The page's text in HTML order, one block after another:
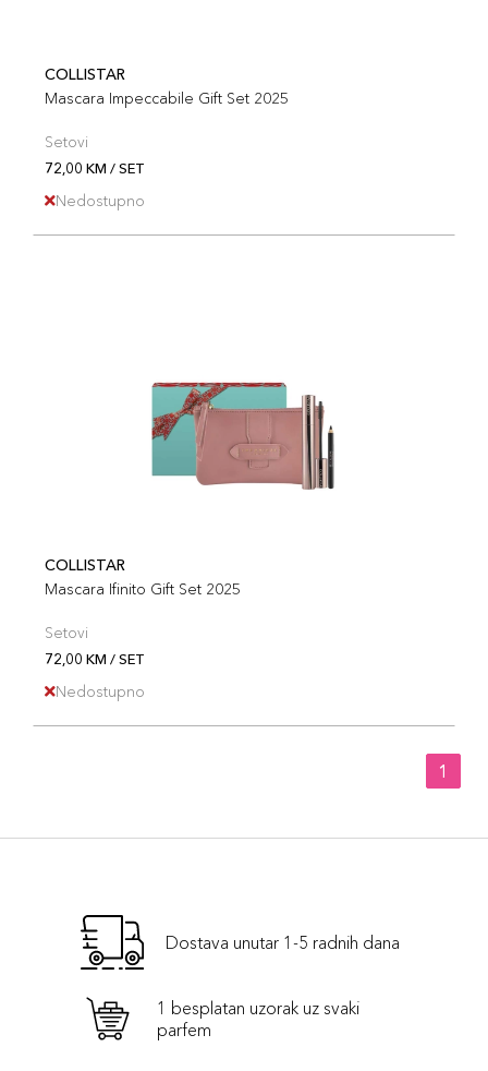
COLLISTAR
Mascara Impeccabile Gift Set 2025
Setovi
72,00 KM / SET
Nedostupno
COLLISTAR
Mascara Ifinito Gift Set 2025
Setovi
72,00 KM / SET
Nedostupno
1
Dostava unutar 1-5 radnih dana
1 besplatan uzorak uz svaki
parfem